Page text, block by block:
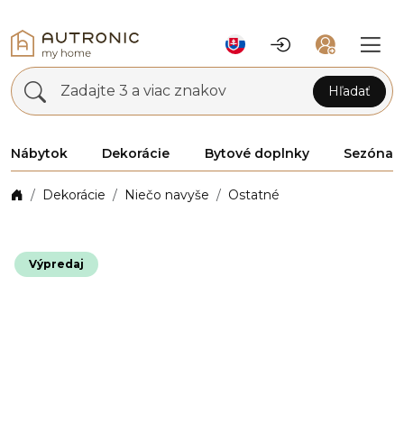
Zadajte 3 a viac znakov Hľadať
Nábytok Dekorácie Bytové doplnky Sezóna
Dekorácie Niečo navyše Ostatné
Výpredaj